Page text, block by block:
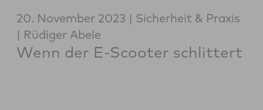
20. November 2023
Sicherheit & Praxis
Rüdiger Abele
Wenn der E-Scooter schlittert